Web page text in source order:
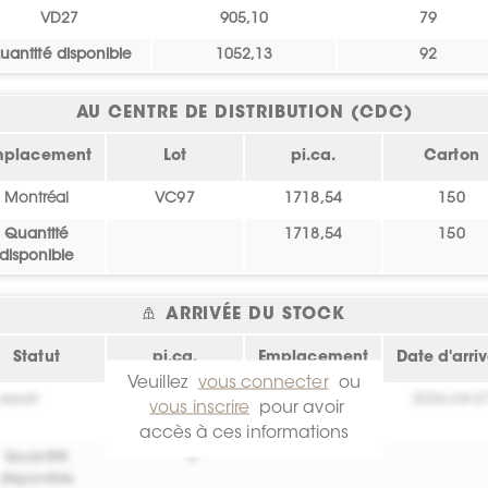
VD27 905,10 79
disponible 1052,13 92
AU CENTRE DE DISTRIBUTION (CDC)
Lot pi.ca. Carton
Montréal VC97 1718,54 150
Quantité
disponible
1718,54 150
ARRIVÉE DU STOCK
Statut pi.ca. Emplacement Date
0
Crée toi un
compte !
Veuillez vous connecter
ou
vous inscrire
pour avoir
accès à ces informations